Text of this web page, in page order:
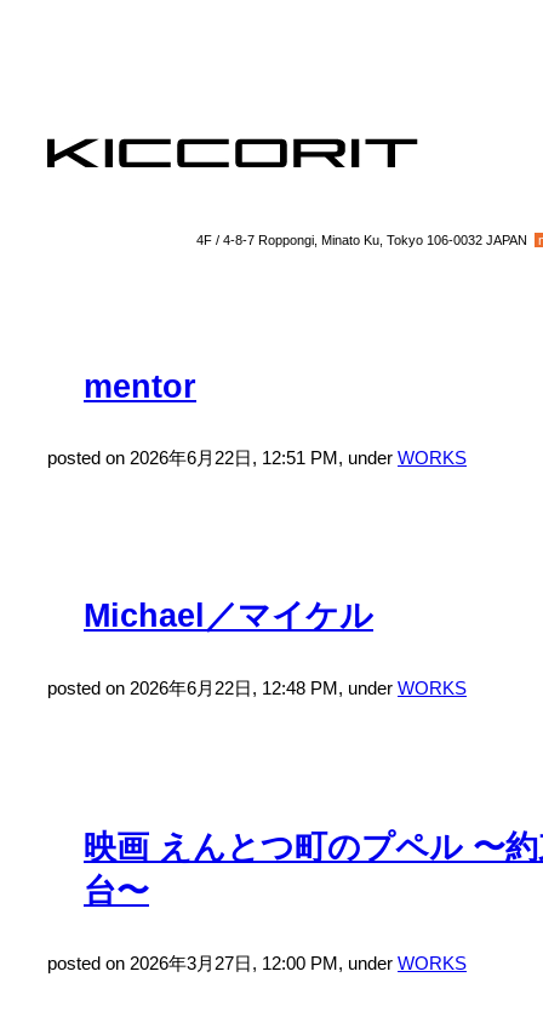
4F / 4-8-7 Roppongi, Minato Ku, Tokyo 106-0032 JAPAN
mentor
posted on 2026年6月22日, 12:51 PM, under WORKS
Michael／マイケル
posted on 2026年6月22日, 12:48 PM, under WORKS
映画 えんとつ町のプペル 〜
台〜
posted on 2026年3月27日, 12:00 PM, under WORKS